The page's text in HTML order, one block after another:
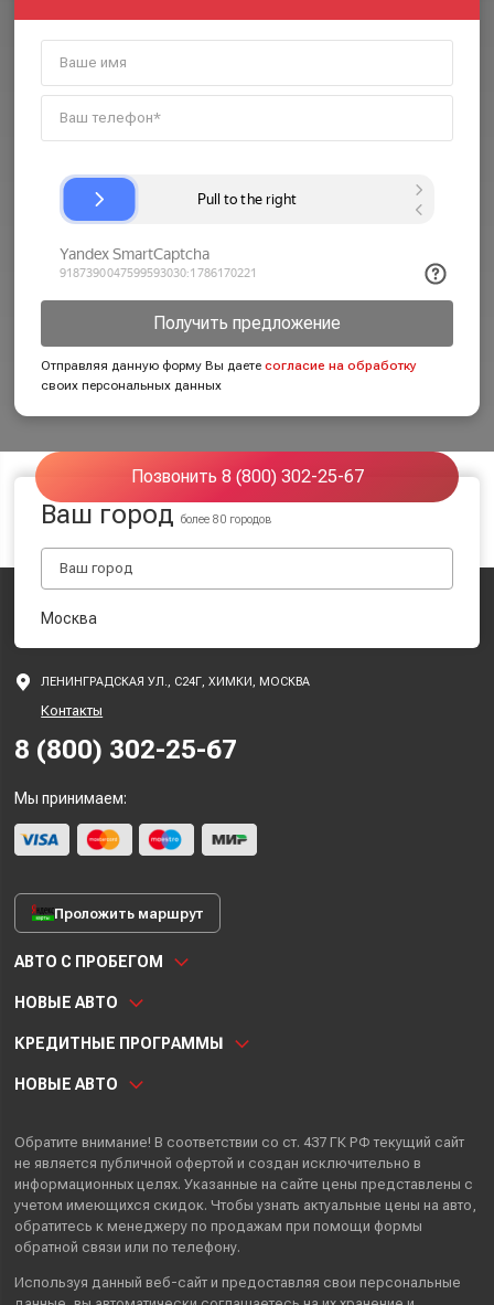
Получить предложение
Отправляя данную форму Вы даетесогласие на обработку
своих персональных данных
Позвонить 8 (800) 302-25-67
Ваш городболее 80 городов
Москва
ЛЕНИНГРАДСКАЯ УЛ., С24Г, ХИМКИ, МОСКВА
Контакты
8 (800) 302-25-67
Мы принимаем:
Проложить маршрут
АВТО С ПРОБЕГОМ
НОВЫЕ АВТО
КРЕДИТНЫЕ ПРОГРАММЫ
НОВЫЕ АВТО
Обратите внимание! В соответствии со ст. 437 ГК РФ текущий сайт
не является публичной офертой и создан исключительно в
информационных целях. Указанные на сайте цены представлены с
учетом имеющихся скидок. Чтобы узнать актуальные цены на авто,
обратитесь к менеджеру по продажам при помощи формы
обратной связи или по телефону.
Используя данный веб-сайт и предоставляя свои персональные